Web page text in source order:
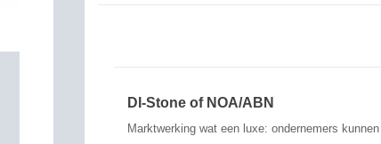
DI-Stone of NOA/ABN
Marktwerking wat een luxe: ondernemers